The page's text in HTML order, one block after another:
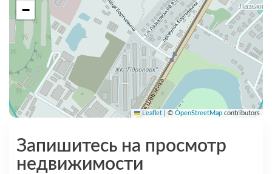
−
Leaflet ©OpenStreetMap contributors
Запишитесь на просмотр
недвижимости